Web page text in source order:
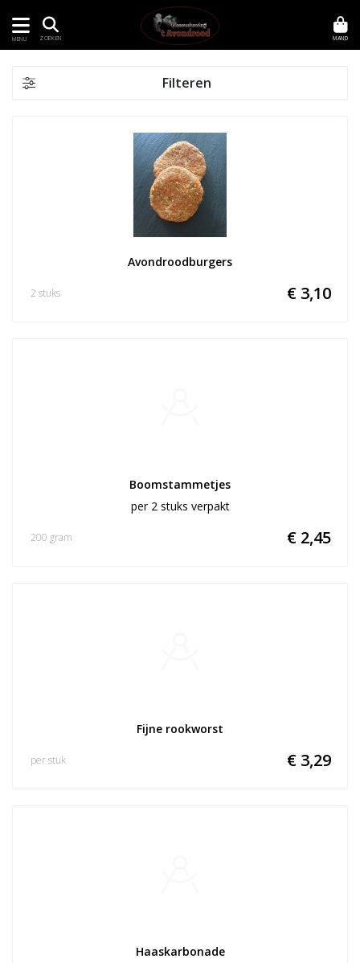
MENU ZOEKEN MAND
Filteren
Avondroodburgers
€ 3,10
2 stuks
Boomstammetjes
per 2 stuks verpakt
€ 2,45
200 gram
Fijne rookworst
€ 3,29
per stuk
Haaskarbonade